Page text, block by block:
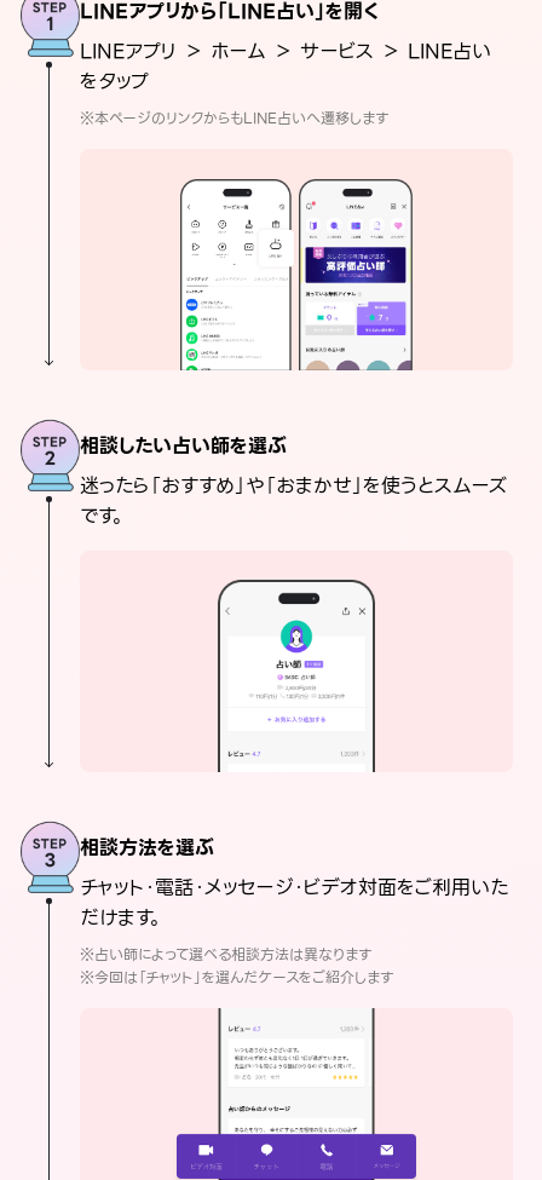
LINEアプリから「LINE占い」を開く
LINEアプリ ＞ ホーム ＞ サービス ＞ LINE占い
をタップ
※本ページのリンクからもLINE占いへ遷移します
相談したい占い師を選ぶ
迷ったら「おすすめ」や「おまかせ」を使うとスムーズ
です。
相談方法を選ぶ
チャット・電話・メッセージ・ビデオ対面をご利用いた
だけます。
※占い師によって選べる相談方法は異なります
※今回は「チャット」を選んだケースをご紹介します